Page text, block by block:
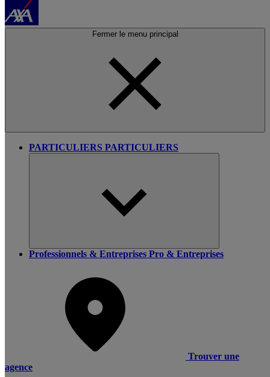
Fermer le menu principal
PARTICULIERS PARTICULIERS
Professionnels & Entreprises Pro & Entreprises
Trouver une
agence